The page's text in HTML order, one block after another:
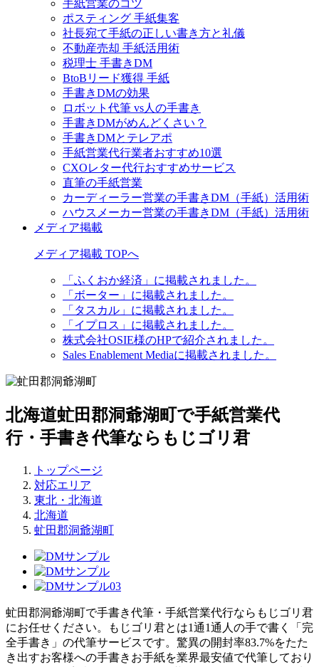
手紙営業のコツ
ポスティング 手紙集客
社長宛て手紙の正しい書き方と礼儀
不動産売却 手紙活用術
税理士 手書きDM
BtoBリード獲得 手紙
手書きDMの効果
ロボット代筆 vs人の手書き
手書きDMがめんどくさい？
手書きDMとテレアポ
手紙営業代行業者おすすめ10選
CXOレター代行おすすめサービス
直筆の手紙営業
カーディーラー営業の手書きDM（手紙）活用術
ハウスメーカー営業の手書きDM（手紙）活用術
メディア掲載
メディア掲載 TOPへ
「ふくおか経済」に掲載されました。
「ボーター」に掲載されました。
「タスカル」に掲載されました。
「イプロス」に掲載されました。
株式会社OSIE様のHPで紹介されました。
Sales Enablement Mediaに掲載されました。
北海道虻田郡洞爺湖町で手紙営業代
行・手書き代筆ならもじゴリ君
トップページ
対応エリア
東北・北海道
北海道
虻田郡洞爺湖町
虻田郡洞爺湖町で手書き代筆・手紙営業代行ならもじゴリ君
にお任せください。もじゴリ君とは1通1通人の手で書く「完
全手書き」の代筆サービスです。驚異の開封率83.7%をたた
き出すお客様への手書きお手紙を業界最安値で代筆しており